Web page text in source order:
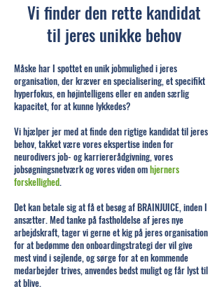
Vi finder den rette kandidat
til jeres unikke behov
Måske har I spottet en unik jobmulighed i jeres
organisation, der kræver en specialisering, et specifikt
hyperfokus, en højintelligens eller en anden særlig
kapacitet, for at kunne lykkedes?
Vi hjælper jer med at finde den rigtige kandidat til jeres
behov, takket være vores ekspertise inden for
neurodivers job- og karriererådgivning, vores
jobsøgningsnetværk og vores viden omhjerners
forskellighed.
Det kan betale sig at få et besøg af BRAINJUICE, inden I
ansætter. Med tanke på fastholdelse af jeres nye
arbejdskraft, tager vi gerne et kig på jeres organisation
for at bedømme den onboardingstrategi der vil give
mest vind i sejlende, og sørge for at en kommende
medarbejder trives, anvendes bedst muligt og får lyst til
at blive.